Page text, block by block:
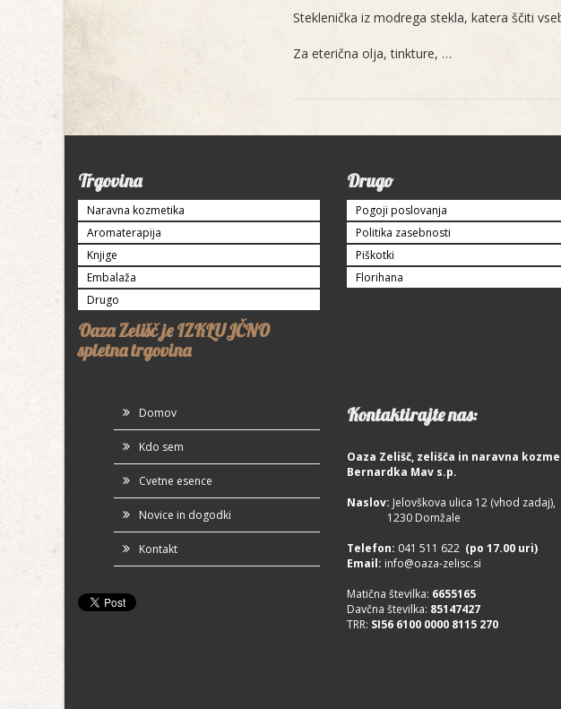
Steklenička iz modrega stekla, katera ščiti
Za eterična olja, tinkture, …
Trgovina
Naravna kozmetika
Aromaterapija
Knjige
Embalaža
Drugo
Oaza Zelišč je IZKLUJČNO
spletna trgovina
Drugo
Pogoji poslovanja
Politika zasebnosti
Piškotki
Florihana
Domov
Kdo sem
Cvetne esence
Novice in dogodki
Kontakt
Kontaktirajte nas:
Oaza Zelišč, zelišča in naravna
Bernardka Mav s.p.
Naslov: Jelovškova ulica 12 (vhod zadaj),
1230 Domžale
Telefon: 041 511 622 (po 17.00 uri)
Email: info@oaza-zelisc.si
Matična številka: 6655165
Davčna številka: 85147427
TRR: SI56 6100 0000 8115 270